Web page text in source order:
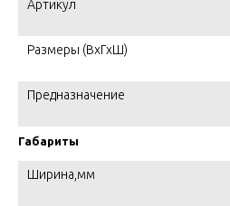
Артикул
Размеры (ВхГхШ)
Предназначение
Габариты
Ширина,мм